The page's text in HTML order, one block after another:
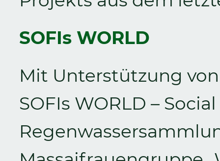
SOFIs WORLD
Mit Unterstützung
SOFIs WORLD –